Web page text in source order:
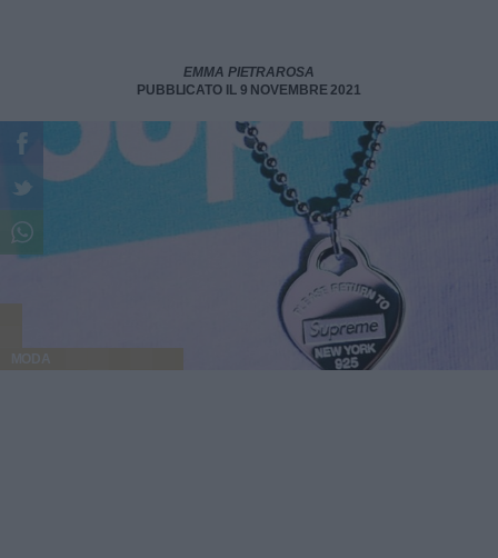
EMMA PIETRAROSA
PUBBLICATO IL 9 NOVEMBRE 2021
MODA